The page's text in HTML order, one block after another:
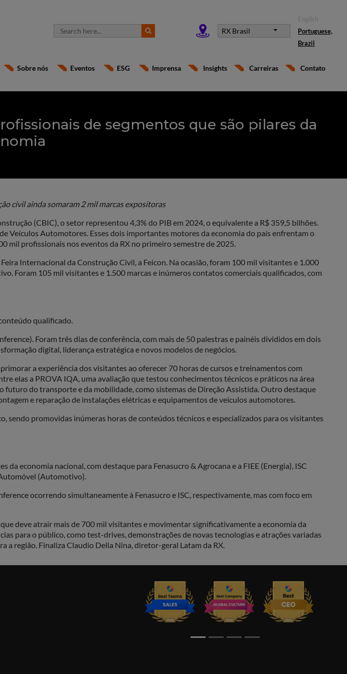
RX Brasil
English
Portuguese,
Brazil
Sobre nós Eventos ESG Imprensa Insights Carreiras Contato
de segmentos que são pilares da
civil ainda somaram 2 mil marcas expositoras
(CBIC), o setor representou 4,3% do PIB em 2024, o equivalente a R$ 359,5 bilhões.
Veículos Automotores. Esses dois importantes motores da economia do país enfrentam o
mil profissionais nos eventos da RX no primeiro semestre de 2025.
Internacional da Construção Civil, a Feicon. Na ocasião, foram 100 mil visitantes e 1.000
Foram 105 mil visitantes e 1.500 marcas e inúmeros contatos comerciais qualificados, com
qualificado.
Foram três dias de conferência, com mais de 50 palestras e painéis divididos em dois
digital, liderança estratégica e novos modelos de negócios.
a experiência dos visitantes ao oferecer 70 horas de cursos e treinamentos com
elas a PROVA IQA, uma avaliação que testou conhecimentos técnicos e práticos na área
do transporte e da mobilidade, como sistemas de Direção Assistida. Outro destaque
e reparação de instalações elétricas e equipamentos de veículos automotores.
sendo promovidas inúmeras horas de conteúdos técnicos e especializados para os visitantes
economia nacional, com destaque para Fenasucro & Agrocana e a FIEE (Energia), ISC
(Automotivo).
ocorrendo simultaneamente à Fenasucro e ISC, respectivamente, mas com foco em
deve atrair mais de 700 mil visitantes e movimentar significativamente a economia da
para o público, como test-drives, demonstrações de novas tecnologias e atrações variadas
a região. Finaliza Claudio Della Nina, diretor-geral Latam da RX.